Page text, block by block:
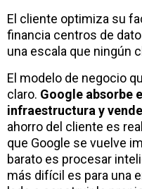
El cliente optimiza su
financia centros de
una escala que ningún
El modelo de negocio
claro. Google absorbe
infraestructura y
ahorro del cliente es
que Google se vuelve
barato es procesar
más difícil es para una